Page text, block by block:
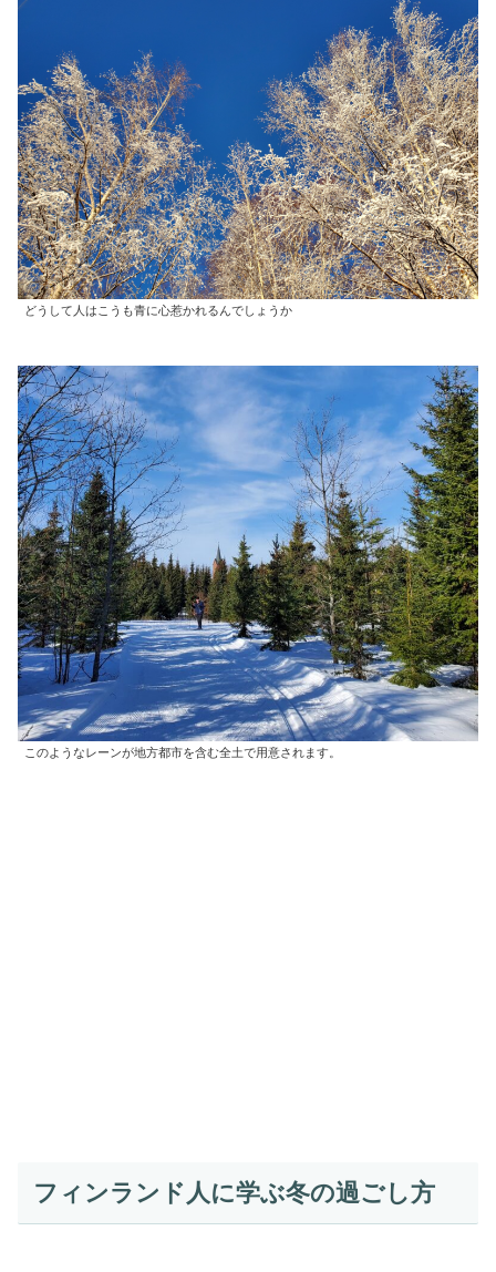
どうして人はこうも青に心惹かれるんでしょうか
このようなレーンが地方都市を含む全土で用意されます。
フィンランド人に学ぶ冬の過ごし方